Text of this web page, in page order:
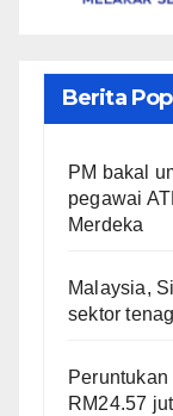
Berita
PM bakal
pegawai
Merdeka
Malaysia,
sektor
RM24.57